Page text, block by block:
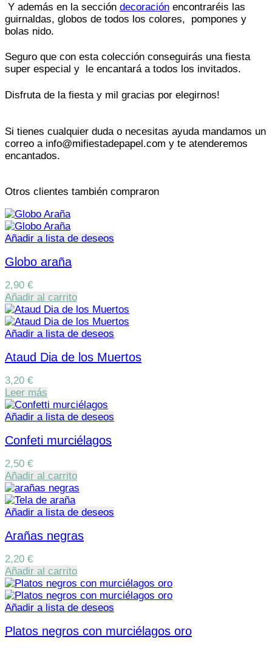
Y además en la sección decoración encontraréis las
guirnaldas, globos de todos los colores, pompones y
bolas nido.
Seguro que con esta colección conseguirás una fiesta
super especial y le encantará a todos los invitados.
Disfruta de la fiesta y mil gracias por elegirnos!
Si tienes cualquier duda o necesitas ayuda mandamos un
correo a info@mifiestadepapel.com y te atenderemos
encantados.
Otros clientes también compraron
Añadir a lista de deseos
Globo araña
2,90 €
Añadir al carrito
Añadir a lista de deseos
Ataud Dia de los Muertos
3,20 €
Leer más
Añadir a lista de deseos
Confeti murciélagos
2,50 €
Añadir al carrito
Añadir a lista de deseos
Arañas negras
2,20 €
Añadir al carrito
Añadir a lista de deseos
Platos negros con murciélagos oro